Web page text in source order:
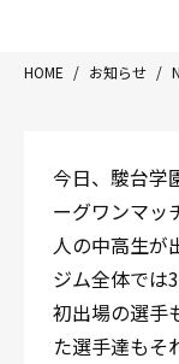
八
〒192-0072
営業時間：月
入会案内
HOME / お知らせ /
今日、駿台学
ーグワンマッ
人の中高生が
ジム全体では
初出場の選手
た選手達もそ